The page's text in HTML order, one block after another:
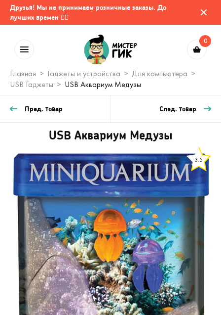
Друзья! Мы не принимаем розничные заказы. До
лучших времен 🤷‍♂️
0
Главная Гаджеты и устройства
Для компьютера
USB Гаджеты
USB Аквариум Медузы
Пред. товар След. товар
USB Аквариум Медузы
3.5